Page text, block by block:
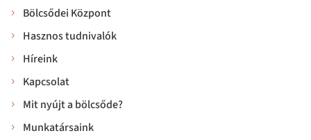
Bölcsődei Központ
Hasznos tudnivalók
Híreink
Kapcsolat
Mit nyújt a bölcsőde?
Munkatársaink